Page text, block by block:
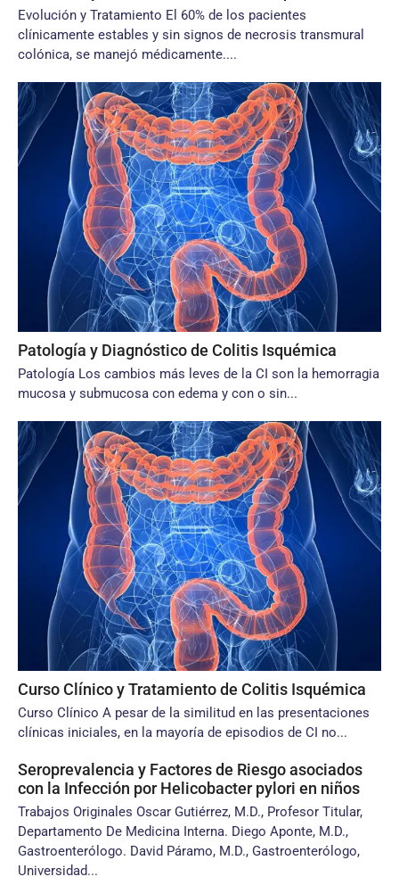
Evolución y Tratamiento El 60% de los pacientes
clínicamente estables y sin signos de necrosis transmural
colónica, se manejó médicamente....
Patología y Diagnóstico de Colitis Isquémica
Patología Los cambios más leves de la CI son la hemorragia
mucosa y submucosa con edema y con o sin...
Curso Clínico y Tratamiento de Colitis Isquémica
Curso Clínico A pesar de la similitud en las presentaciones
clínicas iniciales, en la mayoría de episodios de CI no...
Seroprevalencia y Factores de Riesgo asociados
con la Infección por Helicobacter pylori en niños
Trabajos Originales Oscar Gutiérrez, M.D., Profesor Titular,
Departamento De Medicina Interna. Diego Aponte, M.D.,
Gastroenterólogo. David Páramo, M.D., Gastroenterólogo,
Universidad...